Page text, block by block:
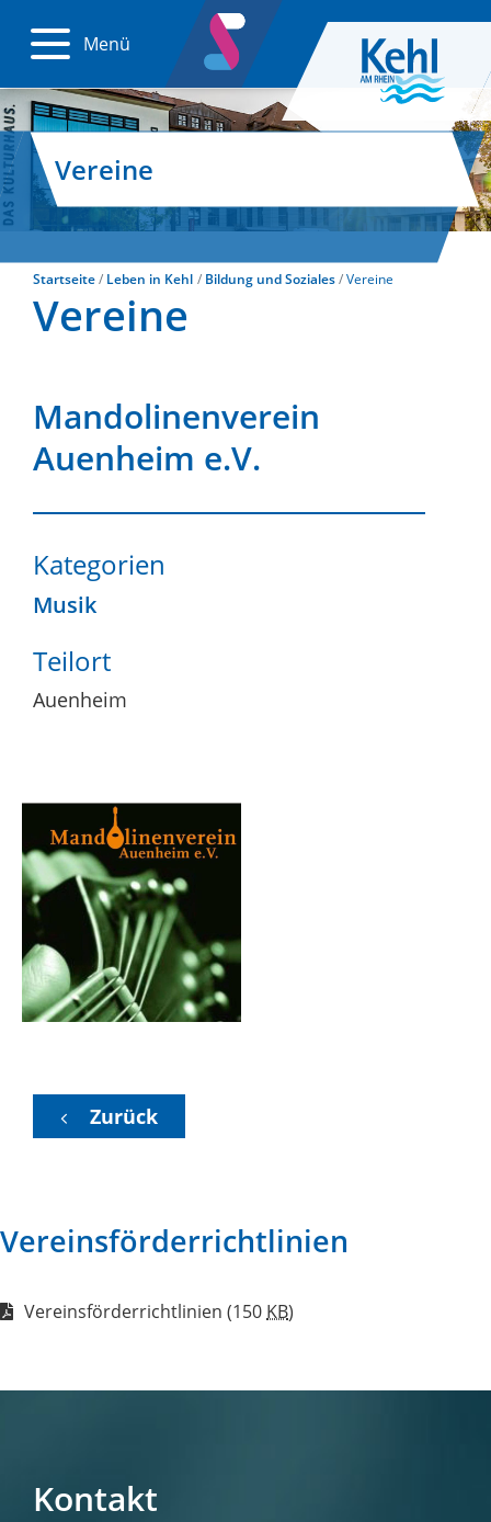
Menü
Vereine
Startseite Leben in Kehl Bildung und Soziales Vereine
Vereine
Mandolinenverein
Auenheim e.V.
Kategorien
Musik
Teilort
Auenheim
Zurück
Vereinsförderrichtlinien
Vereinsförderrichtlinien (150 KB)
Kontakt